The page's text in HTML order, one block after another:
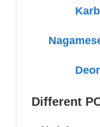
Different